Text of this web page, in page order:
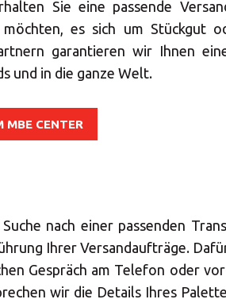
Sie eine passende
möchten, es sich um Stückgut
garantieren wir Ihnen
und in die ganze Welt.
MBE CENTER
nach einer passenden
Ihrer Versandaufträge.
Gespräch am Telefon oder
wir die Details Ihres